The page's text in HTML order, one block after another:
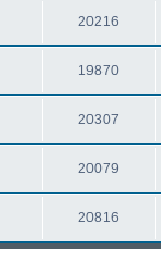
20216
19870
20307
20079
20816